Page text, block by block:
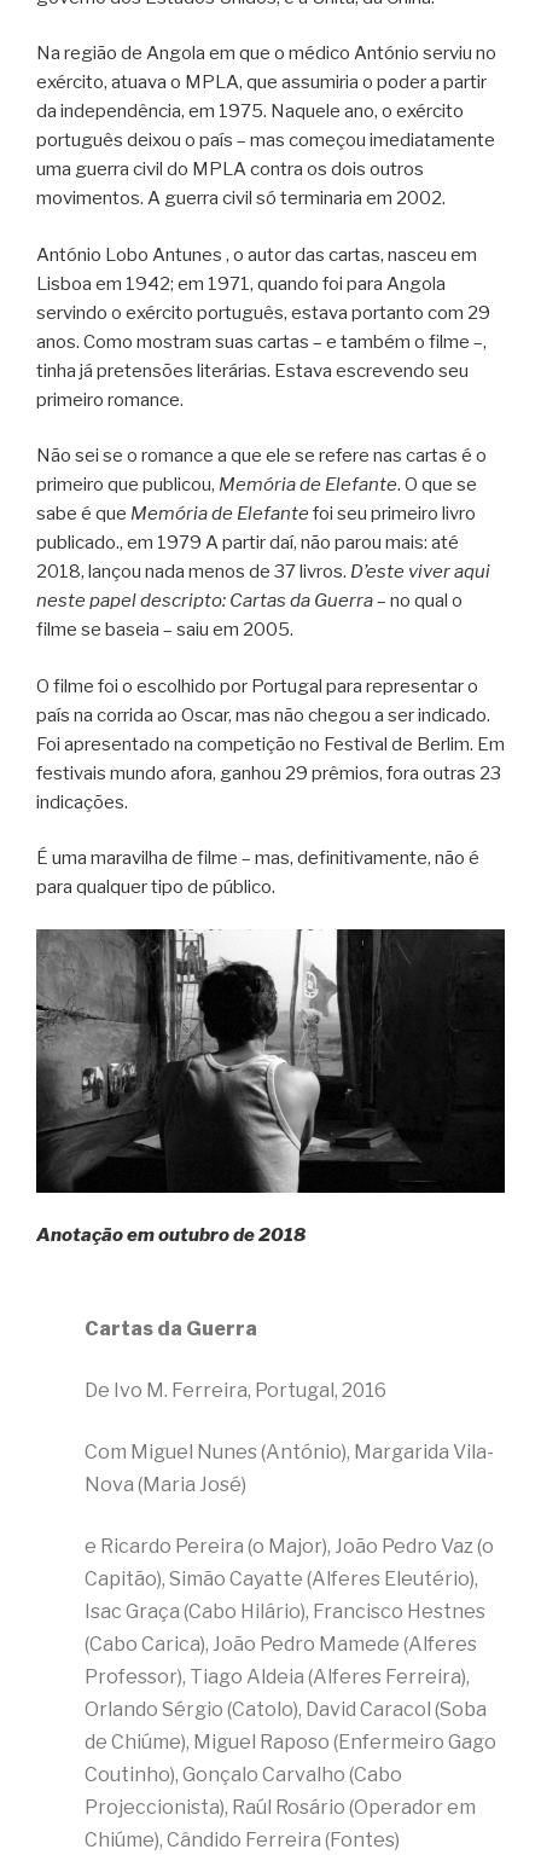
Na região de Angola em que o médico António serviu no
exército, atuava o MPLA, que assumiria o poder a partir
da independência, em 1975. Naquele ano, o exército
português deixou o país – mas começou imediatamente
uma guerra civil do MPLA contra os dois outros
movimentos. A guerra civil só terminaria em 2002.
António Lobo Antunes , o autor das cartas, nasceu em
Lisboa em 1942; em 1971, quando foi para Angola
servindo o exército português, estava portanto com 29
anos. Como mostram suas cartas – e também o filme –,
tinha já pretensões literárias. Estava escrevendo seu
primeiro romance.
Não sei se o romance a que ele se refere nas cartas é o
primeiro que publicou, Memória de Elefante. O que se
sabe é que Memória de Elefante foi seu primeiro livro
publicado., em 1979 A partir daí, não parou mais: até
2018, lançou nada menos de 37 livros. D’este viver aqui
neste papel descripto: Cartas da Guerra– no qual o
filme se baseia – saiu em 2005.
O filme foi o escolhido por Portugal para representar o
país na corrida ao Oscar, mas não chegou a ser indicado.
Foi apresentado na competição no Festival de Berlim. Em
festivais mundo afora, ganhou 29 prêmios, fora outras 23
indicações.
É uma maravilha de filme – mas, definitivamente, não é
para qualquer tipo de público.
Anotação em outubro de 2018
Cartas da Guerra
De Ivo M. Ferreira, Portugal, 2016
Com Miguel Nunes (António), Margarida Vila-
Nova (Maria José)
e Ricardo Pereira (o Major), João Pedro Vaz (o
Capitão), Simão Cayatte (Alferes Eleutério),
Isac Graça (Cabo Hilário), Francisco Hestnes
(Cabo Carica), João Pedro Mamede (Alferes
Professor), Tiago Aldeia (Alferes Ferreira),
Orlando Sérgio (Catolo), David Caracol (Soba
de Chiúme), Miguel Raposo (Enfermeiro Gago
Coutinho), Gonçalo Carvalho (Cabo
Projeccionista), Raúl Rosário (Operador em
Chiúme), Cândido Ferreira (Fontes)